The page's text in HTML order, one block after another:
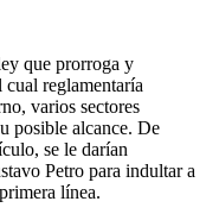
que prorroga y
reglamentaría
varios sectores
posible alcance. De
se le darían
Petro para indultar a
línea.